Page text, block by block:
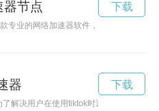
器节点
专业的网络加速器软件，能够有效提升
下载
器
了解决用户在使用tiktok时遇到的卡顿、
下载